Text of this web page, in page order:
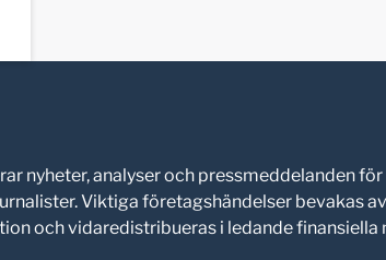
nyheter, analyser och pressmeddelanden för
Viktiga företagshändelser bevakas
och vidaredistribueras i ledande finansiella